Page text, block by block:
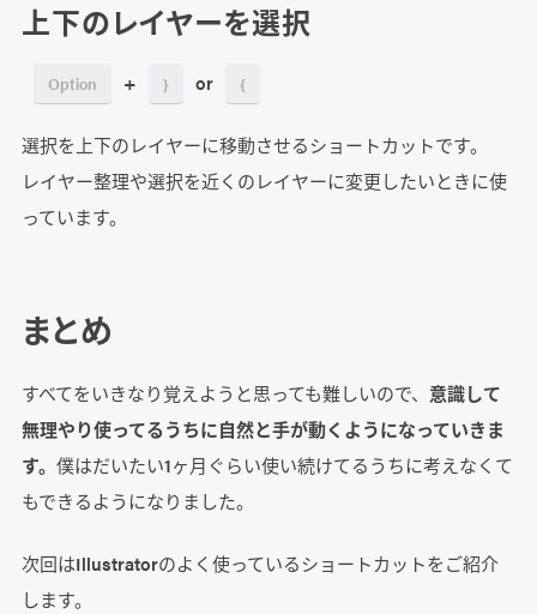
上下のレイヤーを選択
Option + } or {
選択を上下のレイヤーに移動させるショートカットです。
レイヤー整理や選択を近くのレイヤーに変更したいときに使
っています。
まとめ
すべてをいきなり覚えようと思っても難しいので、 意識して
無理やり使ってるうちに自然と手が動くようになっていきま
す。 僕はだいたい1ヶ月ぐらい使い続けてるうちに考えなくて
もできるようになりました。
次回はIllustratorのよく使っているショートカットをご紹介
します。